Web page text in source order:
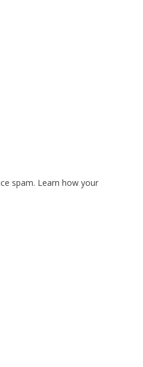
spam. Learn how your